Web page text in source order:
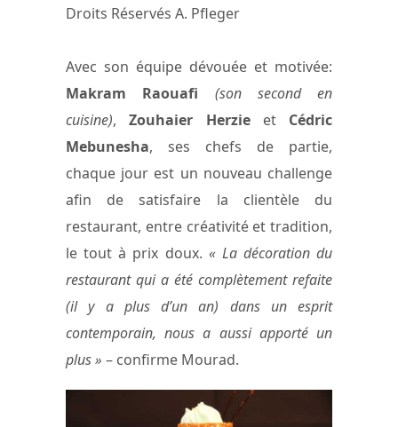
Droits Réservés A. Pfleger
Avec son équipe dévouée et motivée:
Makram Raouafi
(son second en
cuisine),Zouhaier Herzieet Cédric
Mebunesha, ses chefs de partie,
chaque jour est un nouveau challenge
afin de satisfaire la clientèle du
restaurant, entre créativité et tradition,
le tout à prix doux. « La décoration du
restaurant qui a été complètement refaite
(il y a plus d’un an) dans un esprit
contemporain, nous a aussi apporté un
plus » – confirme Mourad.